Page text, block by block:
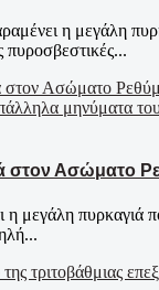
η μεγάλη
πυροσβεστικές...
στον Ασώματο
η μεγάλη πυρκαγιά